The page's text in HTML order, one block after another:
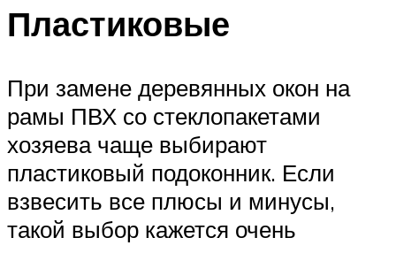
Пластиковые
При замене деревянных окон на
рамы ПВХ со стеклопакетами
хозяева чаще выбирают
пластиковый подоконник. Если
взвесить все плюсы и минусы,
такой выбор кажется очень